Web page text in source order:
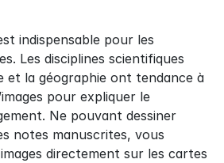
indispensable pour les
Les disciplines scientifiques
et la géographie ont tendance à
pour expliquer le
Ne pouvant dessiner
notes manuscrites, vous
directement sur les cartes